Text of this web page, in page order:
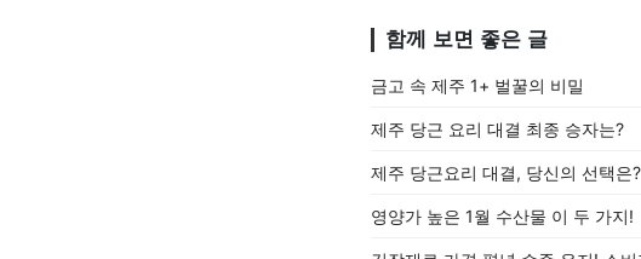
함께 보면 좋은 글
금고 속 제주 1+ 벌꿀의 비밀
제주 당근 요리 대결 최종 승자는?
제주 당근요리 대결, 당신의 선택은?
영양가 높은 1월 수산물 이 두 가지!